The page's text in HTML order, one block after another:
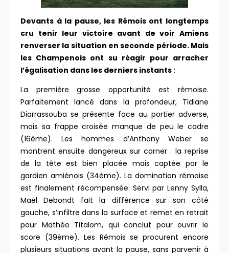
Devants à la pause, les Rémois ont longtemps
cru tenir leur victoire avant de voir Amiens
renverser la situation en seconde période. Mais
les Champenois ont su réagir pour arracher
l’égalisation dans les derniers instants :
La première grosse opportunité est rémoise.
Parfaitement lancé dans la profondeur, Tidiane
Diarrassouba se présente face au portier adverse,
mais sa frappe croisée manque de peu le cadre
(16ème). Les hommes d’Anthony Weber se
montrent ensuite dangereux sur corner : la reprise
de la tête est bien placée mais captée par le
gardien amiénois (34ème). La domination rémoise
est finalement récompensée. Servi par Lenny Sylla,
Maël Debondt fait la différence sur son côté
gauche, s’infiltre dans la surface et remet en retrait
pour Mathéo Titalom, qui conclut pour ouvrir le
score (39ème). Les Rémois se procurent encore
plusieurs situations avant la pause, sans parvenir à